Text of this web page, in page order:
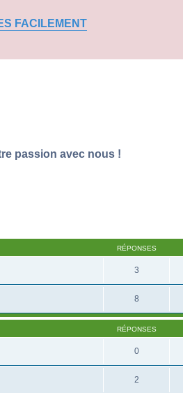
FACILEMENT
passion avec nous !
RÉPONSES
3
8
RÉPONSES
0
2